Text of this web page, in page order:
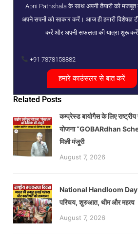
Apni Pathshala के साथ अपनी तैयारी को मजबूत
अपने सपनों को साकार करें। आज ही हमारी विशेषज्ञ
करें और अपनी सफलता की यात्रा शुरू करें
+91 7878158882
हमारे काउंसलर से बात करें
Related Posts
कम्प्रेस्ड बायोगैस के लिए
योजना “GOBARdhan
मिली मंजूरी
August 7, 2026
National Handloom
परिचय, शुरुआत, थीम और महत्व
August 7, 2026